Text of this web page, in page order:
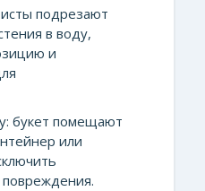
подрезают
в воду,
и
букет помещают
или